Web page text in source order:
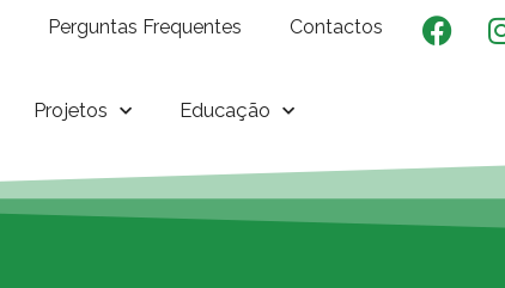
Perguntas Frequentes Contactos
Projetos Educação